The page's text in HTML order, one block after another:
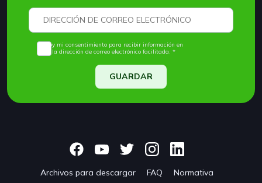
Doy mi consentimiento para recibir información en
la dirección de correo electrónico facilitada. *
GUARDAR
Archivos para descargar FAQ
Normativa